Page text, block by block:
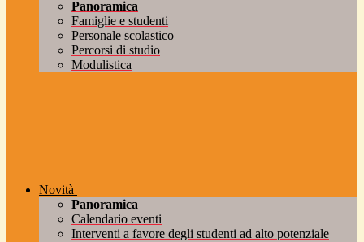
Panoramica
Famiglie e studenti
Personale scolastico
Percorsi di studio
Modulistica
Novità
Panoramica
Calendario eventi
Interventi a favore degli studenti ad alto potenziale